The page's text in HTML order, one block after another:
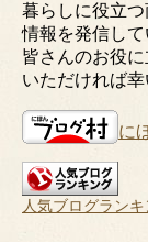
暮らしに役立
情報を発信して
皆さんのお役に
いただければ幸
に
人気ブログラン